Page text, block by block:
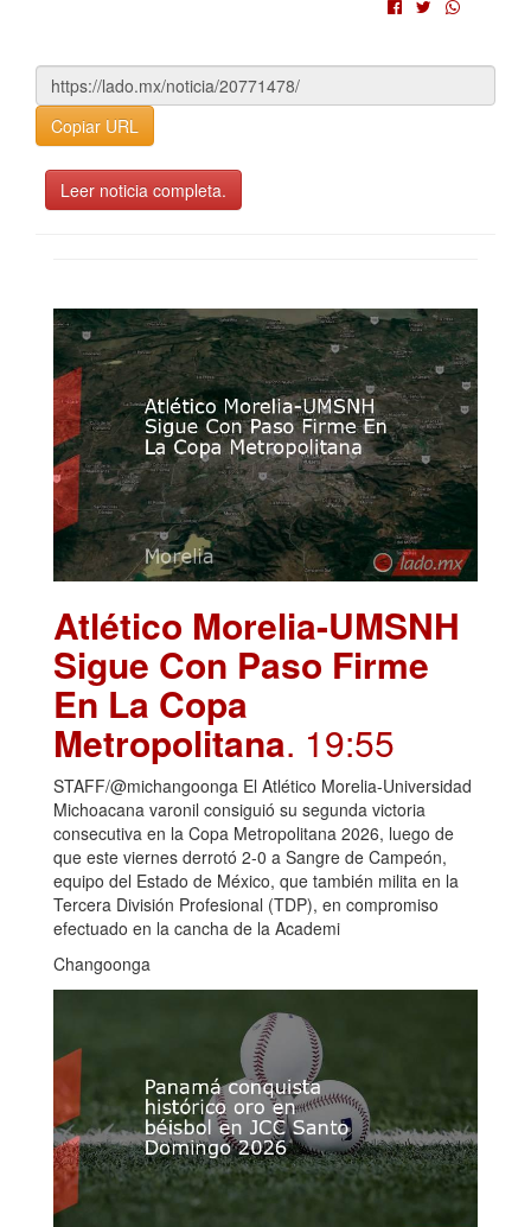
Copiar URL
Leer noticia completa.
Atlético Morelia-UMSNH
Sigue Con Paso Firme
En La Copa
Metropolitana. 19:55
STAFF/@michangoonga El Atlético Morelia-Universidad
Michoacana varonil consiguió su segunda victoria
consecutiva en la Copa Metropolitana 2026, luego de
que este viernes derrotó 2-0 a Sangre de Campeón,
equipo del Estado de México, que también milita en la
Tercera División Profesional (TDP), en compromiso
efectuado en la cancha de la Academi
Changoonga